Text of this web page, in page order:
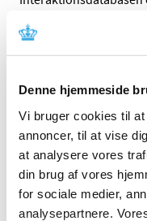
Denne hjemmeside
Vi bruger cookies til
annoncer, til at vise
at analysere vores
din brug af vores
for sociale medier,
analysepartnere.
Ledig bevilling til
Bevillingen til at drive
Ledig bevilling til
|4. august 2017|
Bevillingen til at drive
2018. Farsø Apotek er